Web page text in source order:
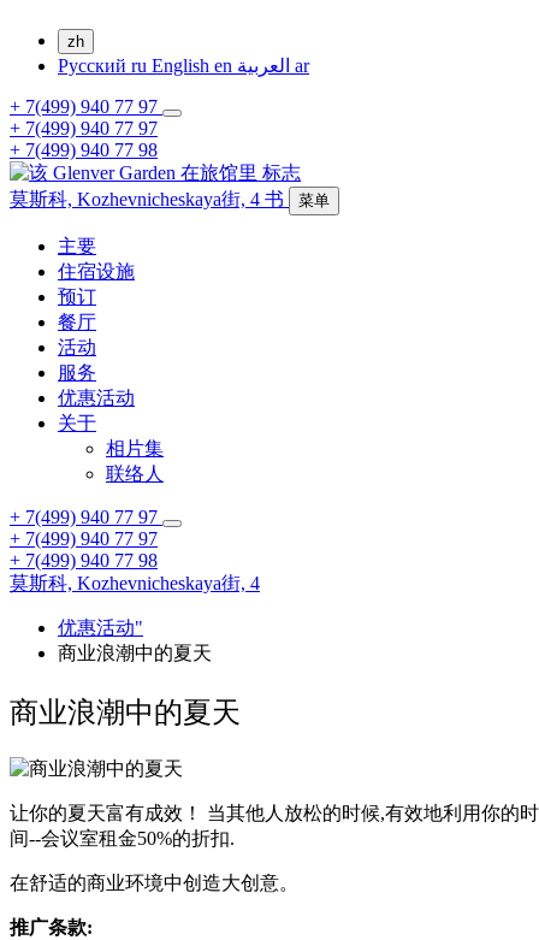
zh
Русский ru English en
ar
+ 7(499) 940 77 97
+ 7(499) 940 77 97
+ 7(499) 940 77 98
莫斯科, Kozhevnicheskaya街, 4 书 菜单
主要
住宿设施
预订
餐厅
活动
服务
优惠活动
关于
相片集
联络人
+ 7(499) 940 77 97
+ 7(499) 940 77 97
+ 7(499) 940 77 98
莫斯科, Kozhevnicheskaya街, 4
优惠活动"
商业浪潮中的夏天
商业浪潮中的夏天
让你的夏天富有成效！ 当其他人放松的时候,有效地利用你的时
间--会议室租金50%的折扣.
在舒适的商业环境中创造大创意。
推广条款: